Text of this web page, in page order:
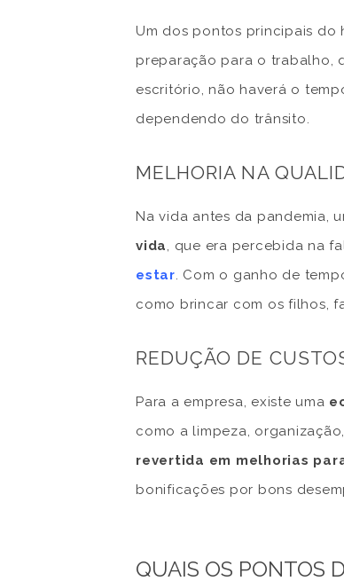
Um dos pontos principais do
preparação para o trabalho,
escritório, não haverá o
dependendo do trânsito.
MELHORIA NA
Na vida antes da pandemia,
vida, que era percebida na
estar. Com o ganho de
como brincar com os filhos,
REDUÇÃO DE
Para a empresa, existe uma
como a limpeza,
revertida em melhorias
bonificações por bons
QUAIS OS PONTOS